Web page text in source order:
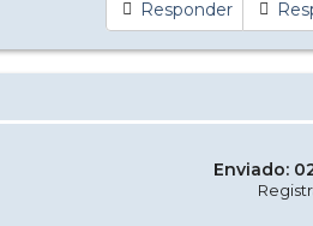
Responder
Enviado: